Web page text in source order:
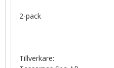
2-pack
Tillverkare: